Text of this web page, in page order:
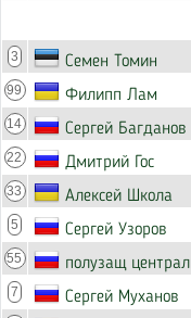
3 Семен Томин
99 Филипп Лам
14 Сергей Багданов
22 Дмитрий Гос
33 Алексей Школа
5 Сергей Узоров
55 полузащ
7 Сергей Муханов